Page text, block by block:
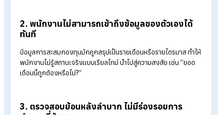
ความเสี่ยงจากการบริหารกองทุนแบบ
Manual ที่องค์กรมักมองข้าม
การจัดการข้อมูลกองทุนด้วย Excel หรือเอกสารที่ต้องทำเองทุก